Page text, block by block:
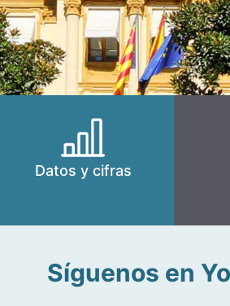
Datos y cifras
Síguenos en